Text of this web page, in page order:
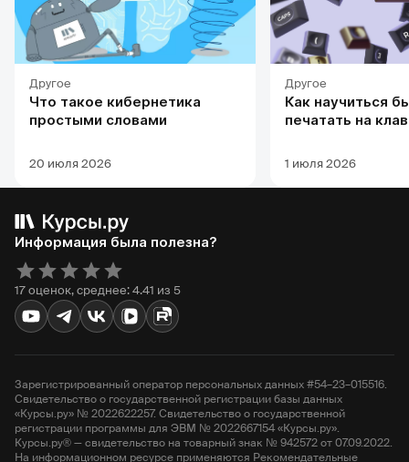
Другое
Что такое кибернетика
простыми словами
20 июля 2026
Другое
Как научиться
печатать на
1 июля 2026
Информация была полезна?
17 оценок, среднее: 4.41 из 5
Зарегистрированный оператор персональных данных #54–23–015516.
Свидетельство о государственной регистрации базы данных
«Курсы.ру» № 2022622257. Свидетельство о государственной
регистрации программы для ЭВМ № 2022667154 «Курсы.ру».
Курсы.ру® — свидетельство на товарный знак № 942572 от 07.09.2022.
На информационном ресурсе применяются Рекомендательные